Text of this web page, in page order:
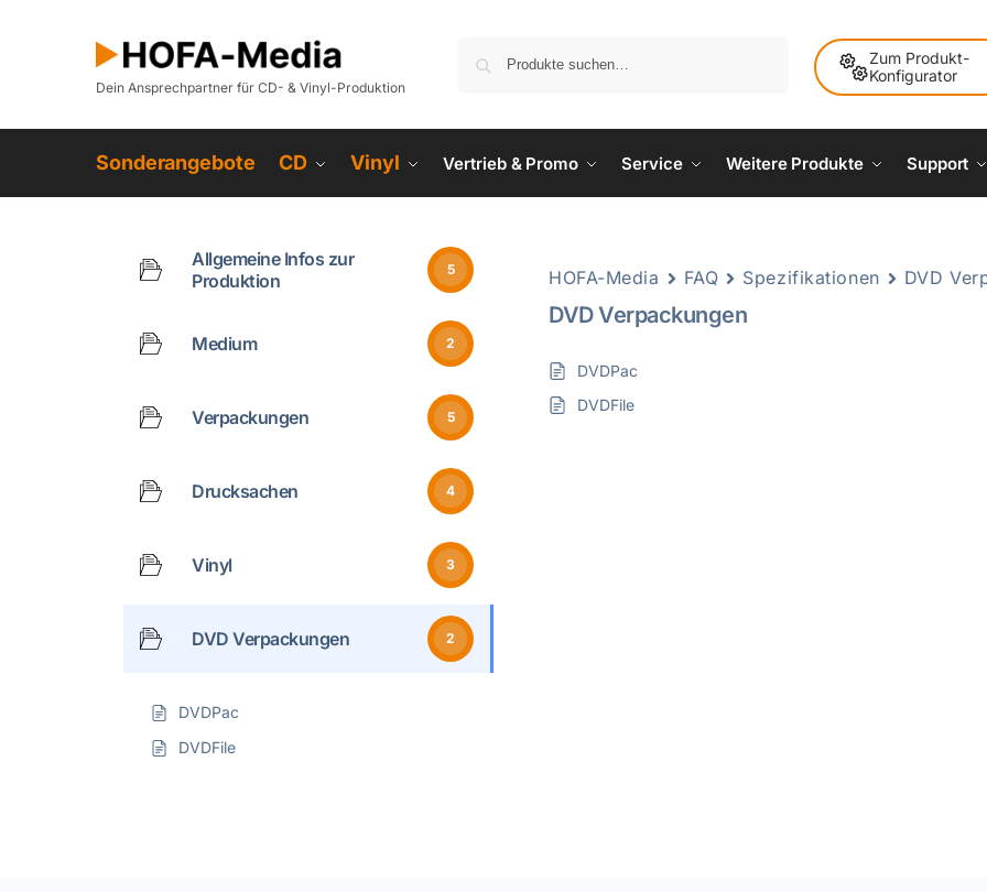
Dein Ansprechpartner für CD- & Vinyl-Produktion
Zum Produkt-
Konfigurator
Sonderangebote CD Vinyl Vertrieb & Promo Service Weitere Produkte Support
Allgemeine Infos zur
Produktion
5
Medium 2
Verpackungen 5
Drucksachen 4
Vinyl 3
DVD Verpackungen 2
DVDPac
DVDFile
HOFA-Media FAQ Spezifikationen DVD
DVD Verpackungen
DVDPac
DVDFile